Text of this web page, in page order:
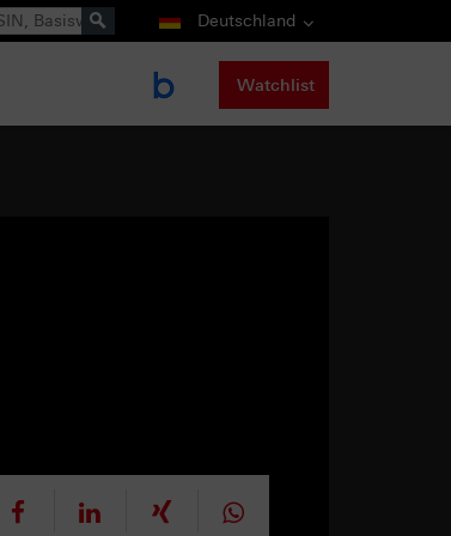
Deutschland
Watchlist
mitteilen